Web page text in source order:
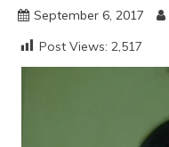
September 6, 2017
Post Views: 2,517